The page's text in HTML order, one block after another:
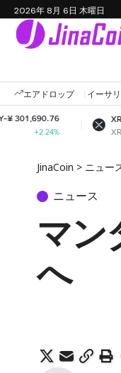
2026年 8月 6日 木曜日
エアドロップ イーサ
XRP
XRP
JPY-¥
-
JinaCoin > ニュー
ニュース
マン
へ